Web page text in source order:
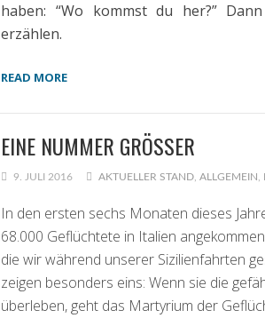
haben: “Wo kommst du her?”
erzählen.
READ MORE
EINE NUMMER GRÖSSER
9. JULI 2016 AKTUELLER STAND ,ALLGEMEIN
In den ersten sechs Monaten dieses
68.000 Geflüchtete in Italien
die wir während unserer Sizilienfahrten
zeigen besonders eins: Wenn sie die
überleben, geht das Martyrium der